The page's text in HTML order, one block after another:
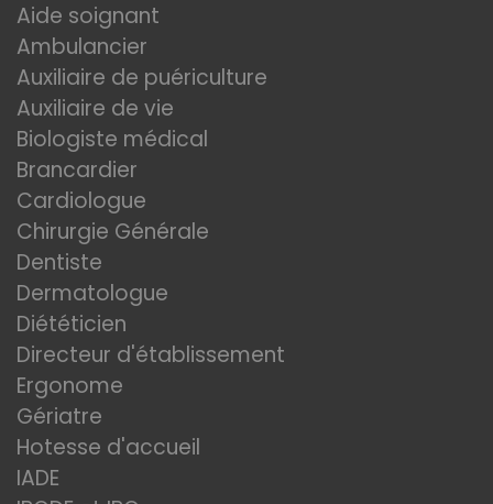
Aide soignant
Ambulancier
Auxiliaire de puériculture
Auxiliaire de vie
Biologiste médical
Brancardier
Cardiologue
Chirurgie Générale
Dentiste
Dermatologue
Diététicien
Directeur d'établissement
Ergonome
Gériatre
Hotesse d'accueil
IADE